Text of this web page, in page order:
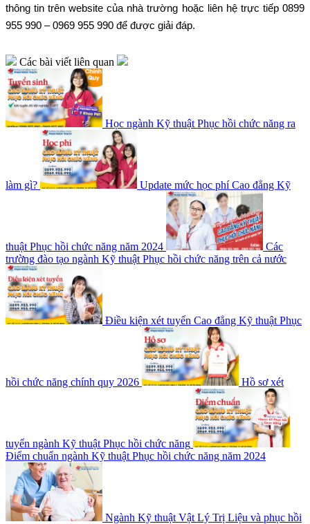
thông tin trên website của nhà trường hoặc liên hệ trực tiếp 0899
955 990 – 0969 955 990 để được giải đáp.
Các bài viết liên quan
Học ngành Kỹ thuật Phục hồi chức năng ra
làm gì? Update mức học phí Cao đẳng Kỹ
thuật Phục hồi chức năng năm 2024
Các
trường đào tạo ngành Kỹ thuật Phục hồi chức năng trên cả nước
Điều kiện xét tuyển Cao đẳng Kỹ thuật Phục
hồi chức năng chính quy 2026 Hồ sơ xét
tuyển ngành Kỹ thuật Phục hồi chức năng
Điểm chuẩn ngành Kỹ thuật Phục hồi chức năng năm 2024
Ngành Kỹ thuật Vật Lý Trị Liệu và phục hồi